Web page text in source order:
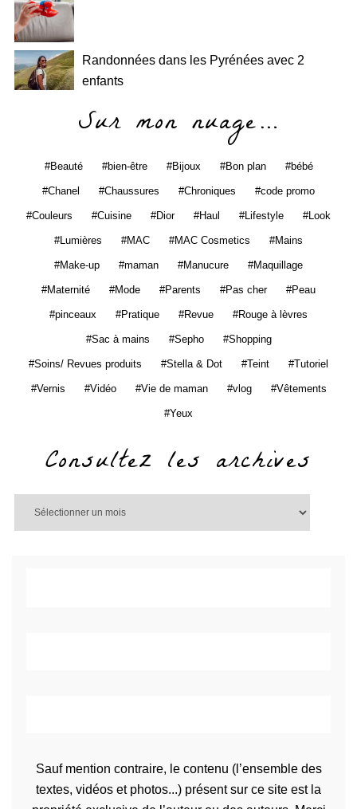
Randonnées dans les Pyrénées avec 2
enfants
Sur mon nuage…
Beauté bien-être Bijoux Bon plan bébé
Chanel Chaussures Chroniques code promo
Couleurs Cuisine Dior Haul Lifestyle Look
Lumières MAC MAC Cosmetics Mains
Make-up maman Manucure Maquillage
Maternité Mode Parents Pas cher Peau
pinceaux Pratique Revue Rouge à lèvres
Sac à mains Sepho Shopping
Soins/ Revues produits Stella & Dot Teint Tutoriel
Vernis Vidéo Vie de maman vlog Vêtements
Yeux
Consultez les archives
Sauf mention contraire, le contenu (l’ensemble des
textes, vidéos et photos...) présent sur ce site est la